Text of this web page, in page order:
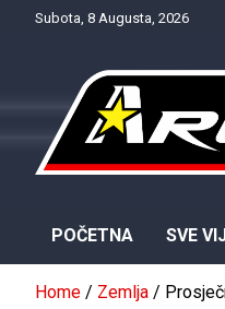
Subota, 8 Augusta, 2026
POČETNA SVE
Home Zemlja